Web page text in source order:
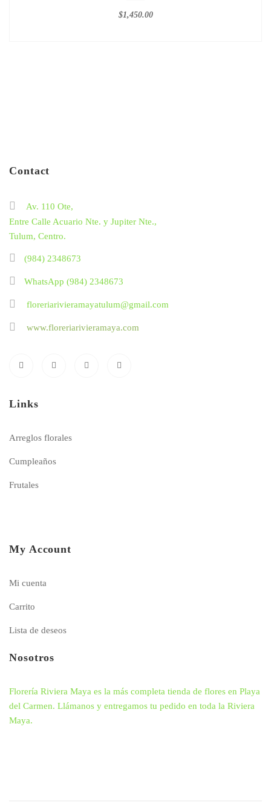
$1,450.00
Contact
Av. 110 Ote,
Entre Calle Acuario Nte. y Jupiter Nte.,
Tulum, Centro.
(984) 2348673
WhatsApp (984) 2348673
floreriarivieramayatulum@gmail.com
www.floreriarivieramaya.com
Links
Arreglos florales
Cumpleaños
Frutales
My Account
Mi cuenta
Carrito
Lista de deseos
Nosotros
Florería Riviera Maya es la más completa tienda de flores en Playa
del Carmen. Llámanos y entregamos tu pedido en toda la Riviera
Maya.